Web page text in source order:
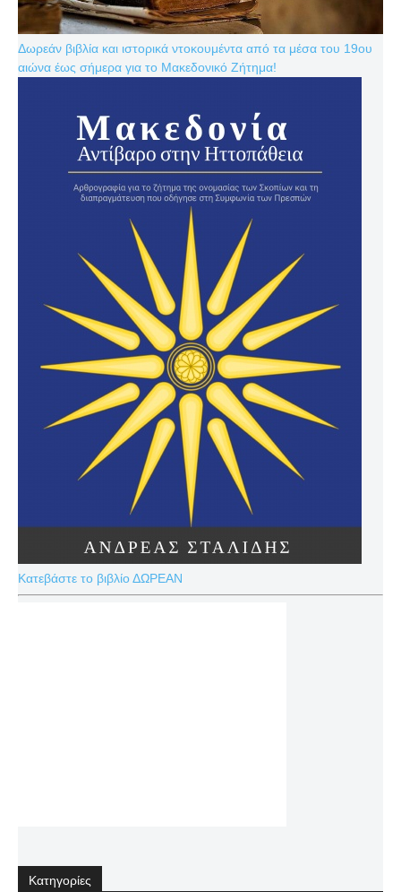
Δωρεάν βιβλία και ιστορικά ντοκουμέντα από τα μέσα του 19ου
αιώνα έως σήμερα για το Μακεδονικό Ζήτημα!
Κατεβάστε το βιβλίο ΔΩΡΕΑΝ
Κατηγορίες